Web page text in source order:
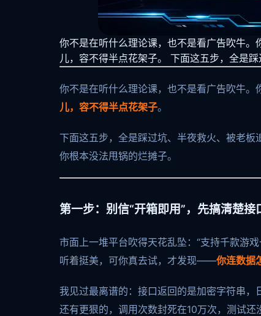
你不是在听什么理论课，也不是看广告吹牛
儿，容不得半点花架子。 下面这五步，全是
你不是在听什么理论课，也不是看广告吹牛
儿，容不得半点花架子。
下面这五步，全是踩过坑、半夜救火、被老
你根本没法甩锅的烂摊子。
第一步：别信“开箱即用”，先搞清楚接
市面上一堆平台吹得天花乱坠：“支持千款游
听着挺美，可你真去试，才发现——你连数据
我见过最离谱的：接口返回的是加密字符串，
还有更狠的，调用次数封死在10万次，测试还